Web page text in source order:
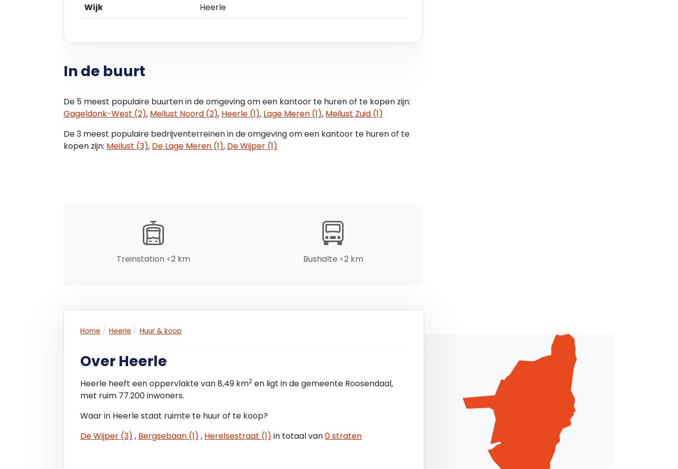
bedrijven met behoefte aan IT-infrastructuur.
parkeerplaatsen. De achtertuin is deels betegeld en deels voorzien van gazon en
Disclaimer: De genoemde kenmerken zijn te goeder trouw weergegeven. Aan eventuele
onvolkomenheden in de tekst kunnen geen rechten worden ontleend.*
Wijk
Heerle
In de buurt
De 5 meest populaire buurten in de omgeving om een kantoor te huren of te kopen zijn:
Gageldonk-West (2), Meilust Noord (2), Heerle (1), Lage Meren (1), Meilust Zuid (1)
De 3 meest populaire bedrijventerreinen in de omgeving om een kantoor te huren of te
kopen zijn: Meilust (3), De Lage Meren (1), De Wijper (1)
Treinstation <2 km Bushalte <2 km
Home Heerle Huur & koop
Over Heerle
Heerle heeft een oppervlakte van 8,49 km2en ligt in de gemeente Roosendaal,
met ruim 77.200 inwoners.
Waar in Heerle staat ruimte te huur of te koop?
De Wijper (3) , Bergsebaan (1) , Herelsestraat (1) in totaal van0 straten